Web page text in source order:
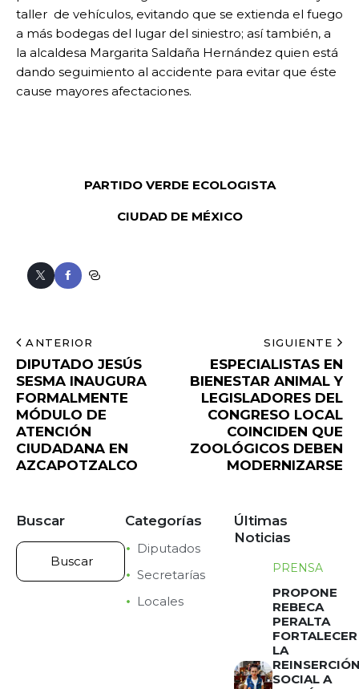
taller de vehículos, evitando que se extienda el fuego
a más bodegas del lugar del siniestro; así también, a
la alcaldesa Margarita Saldaña Hernández quien está
dando seguimiento al accidente para evitar que éste
cause mayores afectaciones.
PARTIDO VERDE ECOLOGISTA
CIUDAD DE MÉXICO
ANTERIOR
DIPUTADO JESÚS
SESMA INAUGURA
FORMALMENTE
MÓDULO DE
ATENCIÓN
CIUDADANA EN
AZCAPOTZALCO
SIGUIENTE
ESPECIALISTAS EN
BIENESTAR ANIMAL Y
LEGISLADORES DEL
CONGRESO LOCAL
COINCIDEN QUE
ZOOLÓGICOS DEBEN
MODERNIZARSE
Buscar Categorías
Diputados
Secretarías
Locales
Últimas
Noticias
PRENSA
PROPONE
REBECA
PERALTA
FORTALECER
LA
SOCIAL A